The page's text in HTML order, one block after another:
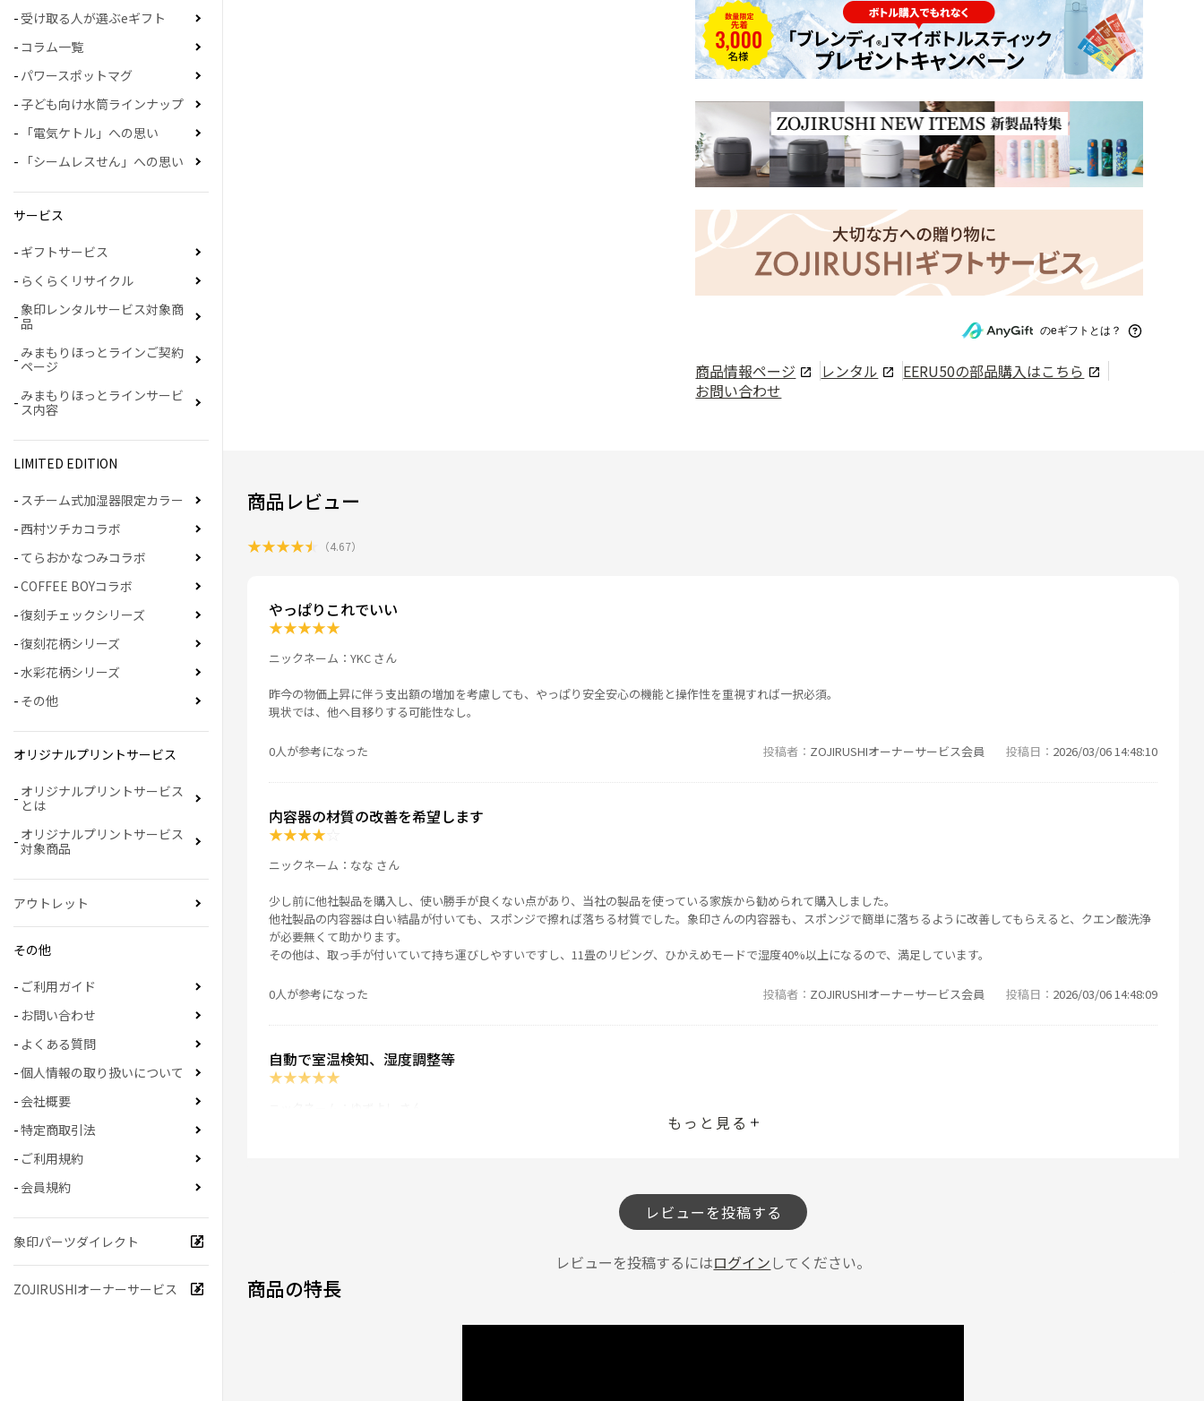
のeギフトとは？
商品情報ページ レンタル EERU50の部品購入はこちら
お問い合わせ
商品レビュー
★★★★★ （4.67）
やっぱりこれでいい
★★★★★
ニックネーム：YKC さん
昨今の物価上昇に伴う支出額の増加を考慮しても、やっぱり安全安心の機能と操作性を重視すれば一択必須。
現状では、他へ目移りする可能性なし。
0人が参考になった 投稿者 ZOJIRUSHIオーナーサービス会員 投稿日 2026/03/06 14:48:10
内容器の材質の改善を希望します
★★★★
ニックネーム：なな さん
少し前に他社製品を購入し、使い勝手が良くない点があり、当社の製品を使っている家族から勧められて購入しました。
他社製品の内容器は白い結晶が付いても、スポンジで擦れば落ちる材質でした。象印さんの内容器も、スポンジで簡単に落ちるように改善してもらえると、クエン酸洗浄
が必要無くて助かります。
その他は、取っ手が付いていて持ち運びしやすいですし、11畳のリビング、ひかえめモードで湿度40%以上になるので、満足しています。
0人が参考になった 投稿者 ZOJIRUSHIオーナーサービス会員 投稿日 2026/03/06 14:48:09
自動で室温検知、湿度調整等
★★★★★
ニックネーム：かずう さん
もっと見る
レビューを投稿する
レビューを投稿するにはログイン してください。
商品の特長
受け取る人が選ぶeギフト
コラム一覧
パワースポットマグ
子ども向け水筒ラインナップ
「電気ケトル」への思い
「シームレスせん」への思い
サービス
ギフトサービス
らくらくリサイクル
象印レンタルサービス対象商
品
みまもりほっとラインご契約
ページ
みまもりほっとラインサービ
ス内容
LIMITED EDITION
スチーム式加湿器限定カラー
西村ツチカコラボ
てらおかなつみコラボ
COFFEE BOYコラボ
復刻チェックシリーズ
復刻花柄シリーズ
水彩花柄シリーズ
その他
オリジナルプリントサービス
オリジナルプリントサービス
とは
オリジナルプリントサービス
対象商品
アウトレット
その他
ご利用ガイド
お問い合わせ
よくある質問
個人情報の取り扱いについて
会社概要
特定商取引法
ご利用規約
会員規約
象印パーツダイレクト
ZOJIRUSHIオーナーサービス